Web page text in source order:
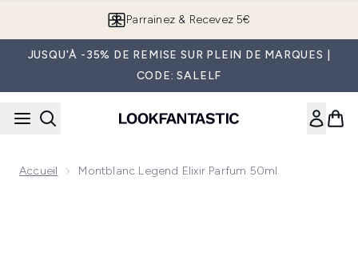
Parrainez & Recevez 5€
JUSQU'À -35% DE REMISE SUR PLEIN DE MARQUES |
CODE: SALELF
Accueil Montblanc Legend Elixir Parfum 50ml